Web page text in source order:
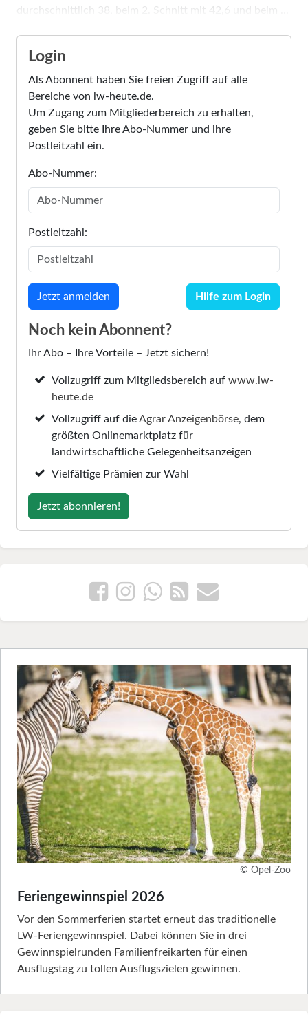
durchschnittlich 38, beim 2. Schnitt mit 42,6 und beim ...
Login
Als Abonnent haben Sie freien Zugriff auf alle
Bereiche von lw-heute.de.
Um Zugang zum Mitgliederbereich zu erhalten,
geben Sie bitte Ihre Abo-Nummer und ihre
Postleitzahl ein.
Abo-Nummer:
Postleitzahl:
Hilfe zum Login
Noch kein Abonnent?
Ihr Abo – Ihre Vorteile – Jetzt sichern!
Vollzugriff zum Mitgliedsbereich aufwww.lw-
heute.de
Vollzugriff auf dieAgrar Anzeigenbörse, dem
größten Onlinemarktplatz für
landwirtschaftliche Gelegenheitsanzeigen
Vielfältige Prämien zur Wahl
Jetzt abonnieren!
© Opel-Zoo
Feriengewinnspiel 2026
Vor den Sommerferien startet erneut das traditionelle
LW-Feriengewinnspiel. Dabei können Sie in drei
Gewinnspielrunden Familienfreikarten für einen
Ausflugstag zu tollen Ausflugszielen gewinnen.